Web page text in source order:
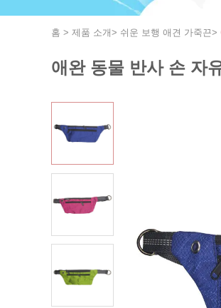
홈 > 제품 소개> 쉬운 보행 애견 가죽끈>
애완 동물 반사 손 자